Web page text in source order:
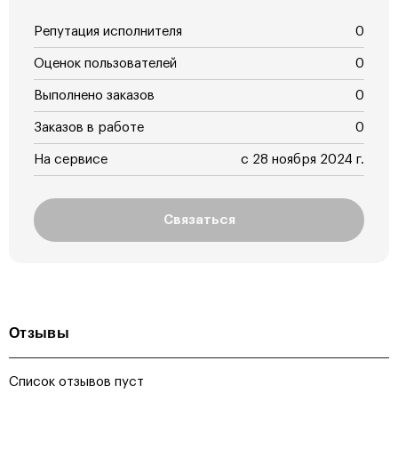
Репутация исполнителя 0
Оценок пользователей 0
Выполнено заказов 0
Заказов в работе 0
На сервисе с 28 ноября 2024 г.
Связаться
Отзывы
Список отзывов пуст